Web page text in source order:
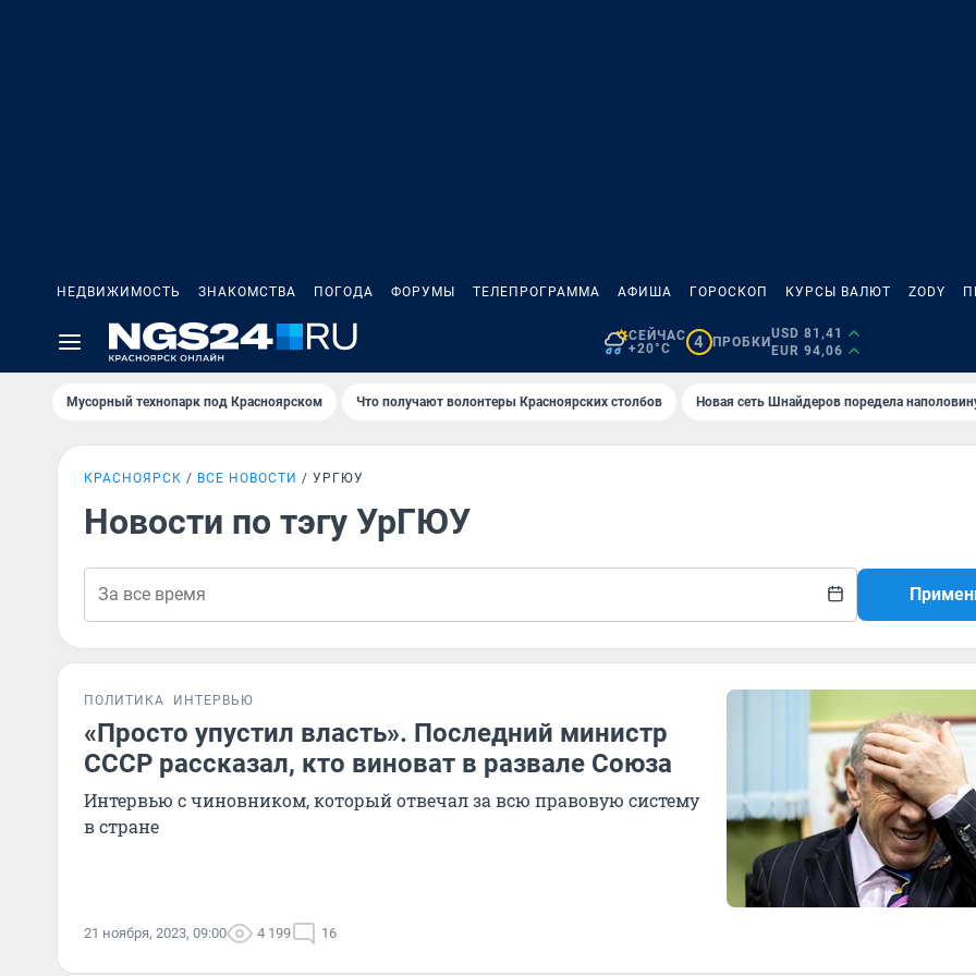
НЕДВИЖИМОСТЬ ЗНАКОМСТВА ПОГОДА ФОРУМЫ ТЕЛЕПРОГРАММА АФИША ГОРОСКОП КУРСЫ ВАЛЮТ ZODY
СЕЙЧАС
+20°C
4 ПРОБКИ
USD 81,41
EUR 94,06
Мусорный технопарк под Крaсноярском Что получают волонтеры Красноярских столбов Новая сеть Шнайдеров поредела
КРАСНОЯРСК ВСЕ НОВОСТИ УРГЮУ
Новости по тэгу УрГЮУ
ПОЛИТИКА ИНТЕРВЬЮ
«Просто упустил власть». Последний министр
СССР рассказал, кто виноват в развале Союза
Интервью с чиновником, который отвечал за всю правовую систему
в стране
21 ноября, 2023, 09:00 4 199 16